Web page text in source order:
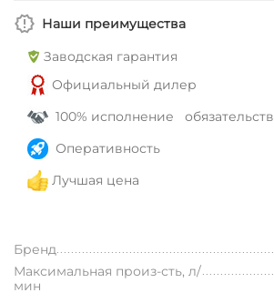
Наши преимущества
Заводская гарантия
Официальный дилер
100% исполнение обязательств
Оперативность
Лучшая цена
Бренд
Максимальная произ-сть, л/
мин